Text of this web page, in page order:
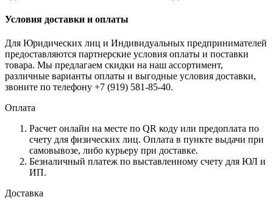
Условия доставки и оплаты
Для Юридических лиц и Индивидуальных предпринимателей
предоставляются партнерские условия оплаты и поставки
товара. Мы предлагаем скидки на наш ассортимент,
различные варианты оплаты и выгодные условия доставки,
звоните по телефону +7 (919) 581-85-40.
Оплата
Расчет онлайн на месте по QR коду или предоплата по
счету для физических лиц. Оплата в пункте выдачи при
самовывозе, либо курьеру при доставке.
Безналичный платеж по выставленному счету для ЮЛ и
ИП.
Доставка